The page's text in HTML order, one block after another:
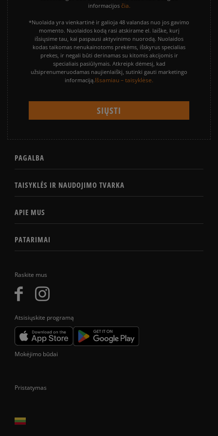
Raskite mus
Atsisiųskite programą
informacijos čia.
*Nuolaida yra vienkartinė ir galioja 48 valandas nuo jos gavimo
momento. Nuolaidos kodą rasi atskirame el. laiške, kurį
išsiųsime tau, kai paspausi aktyvinimo nuorodą. Nuolaidos
kodas taikomas nenukainotoms prekėms, išskyrus specialias
prekes, ir negali būti derinamas su kitomis akcijomis ir
specialiais pasiūlymais. Atkreipk dėmesį, kad
užsiprenumeruodamas naujienlaiškį, sutinki gauti marketingo
informaciją.Išsamiau – taisyklėse.
PAGALBA
TAISYKLĖS IR NAUDOJIMO TVARKA
APIE MUS
PATARIMAI
Mokėjimo būdai
Pristatymas